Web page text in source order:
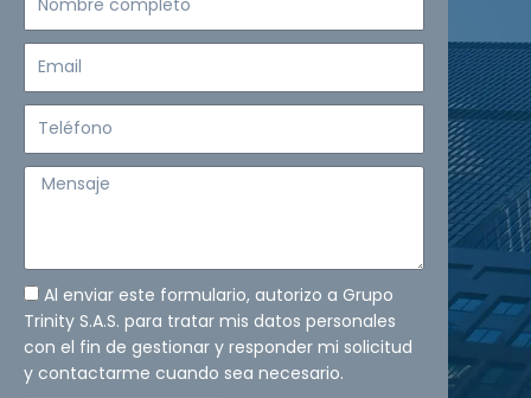
Mensaje
Al enviar este formulario, autorizo a Grupo
Trinity S.A.S. para tratar mis datos personales
con el fin de gestionar y responder mi solicitud
y contactarme cuando sea necesario.